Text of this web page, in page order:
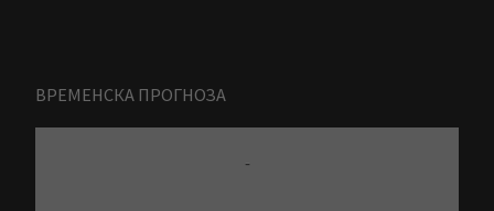
ВРЕМЕНСКА ПРОГНОЗА
-